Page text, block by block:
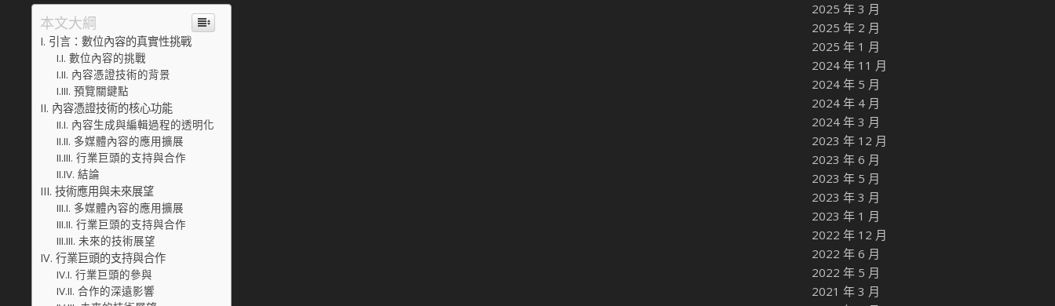
本文大綱
引言：數位內容的真實性挑戰
數位內容的挑戰
內容憑證技術的背景
預覽關鍵點
內容憑證技術的核心功能
內容生成與編輯過程的透明化
多媒體內容的應用擴展
行業巨頭的支持與合作
結論
技術應用與未來展望
多媒體內容的應用擴展
行業巨頭的支持與合作
未來的技術展望
行業巨頭的支持與合作
行業巨頭的參與
合作的深遠影響
2025 年 3 月
2025 年 2 月
2025 年 1 月
2024 年 11 月
2024 年 5 月
2024 年 4 月
2024 年 3 月
2023 年 12 月
2023 年 6 月
2023 年 5 月
2023 年 3 月
2023 年 1 月
2022 年 12 月
2022 年 6 月
2022 年 5 月
2021 年 3 月